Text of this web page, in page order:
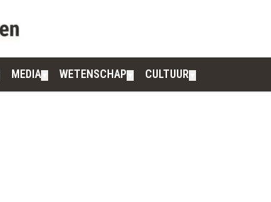
MEDIA WETENSCHAP CULTUUR